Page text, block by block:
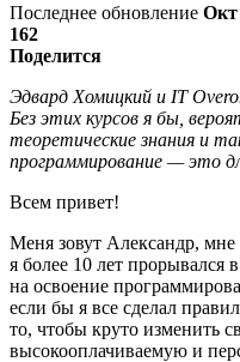
Последнее обновление Окт
162
Поделится
Эдвард Хомицкий и IT
Без этих курсов я бы,
теоретические знания и
программирование — это
Всем привет!
Меня зовут Александр, мне
я более 10 лет прорывался
на освоение
если бы я все сделал
то, чтобы круто изменить
высокооплачиваемую и